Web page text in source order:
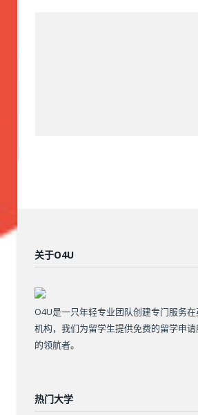
关于O4U
O4U是一只年轻专业团队创建专门服务
机构，我们为留学生提供免费的留学申请
的领航者。
热门大学